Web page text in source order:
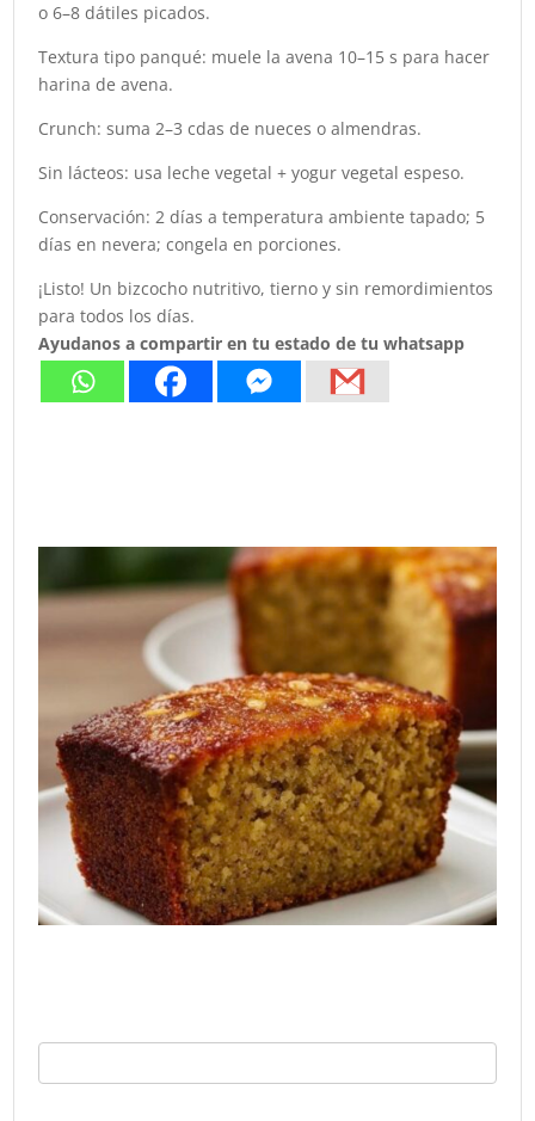
o 6–8 dátiles picados.
Textura tipo panqué: muele la avena 10–15 s para hacer
harina de avena.
Crunch: suma 2–3 cdas de nueces o almendras.
Sin lácteos: usa leche vegetal + yogur vegetal espeso.
Conservación: 2 días a temperatura ambiente tapado; 5
días en nevera; congela en porciones.
¡Listo! Un bizcocho nutritivo, tierno y sin remordimientos
para todos los días.
Ayudanos a compartir en tu estado de tu whatsapp